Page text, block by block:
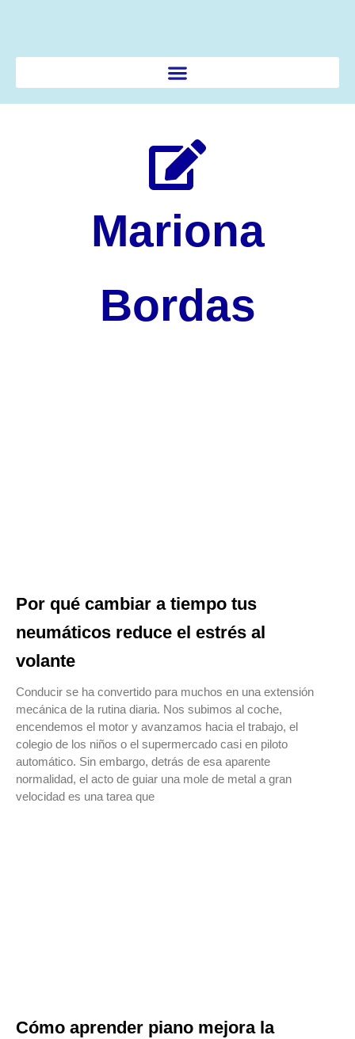
Mariona
Bordas
Por qué cambiar a tiempo tus
neumáticos reduce el estrés al
volante
Conducir se ha convertido para muchos en una extensión
mecánica de la rutina diaria. Nos subimos al coche,
encendemos el motor y avanzamos hacia el trabajo, el
colegio de los niños o el supermercado casi en piloto
automático. Sin embargo, detrás de esa aparente
normalidad, el acto de guiar una mole de metal a gran
velocidad es una tarea que
Cómo aprender piano mejora la